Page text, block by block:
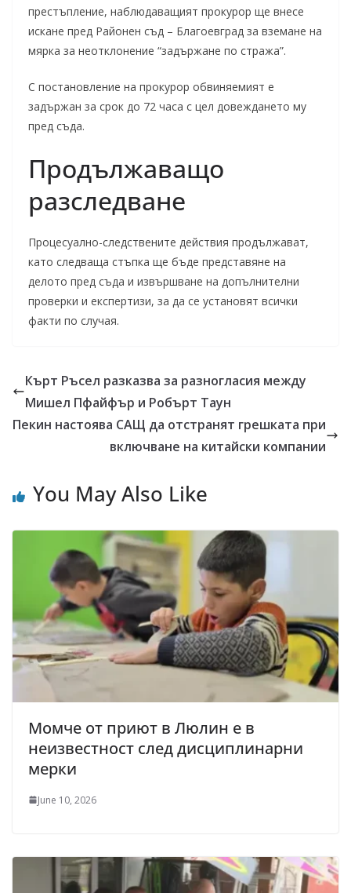
престъпление, наблюдаващият прокурор ще внесе
искане пред Районен съд – Благоевград за вземане на
мярка за неотклонение “задържане по стража”.
С постановление на прокурор обвиняемият е
задържан за срок до 72 часа с цел довеждането му
пред съда.
Продължаващо
разследване
Процесуално-следствените действия продължават,
като следваща стъпка ще бъде представяне на
делото пред съда и извършване на допълнителни
проверки и експертизи, за да се установят всички
факти по случая.
Кърт Ръсел разказва за разногласия между
Мишел Пфайфър и Робърт Таун
Пекин настоява САЩ да отстранят грешката при
включване на китайски компании
You May Also Like
Момче от приют в Люлин е в
неизвестност след дисциплинарни
мерки
June 10, 2026